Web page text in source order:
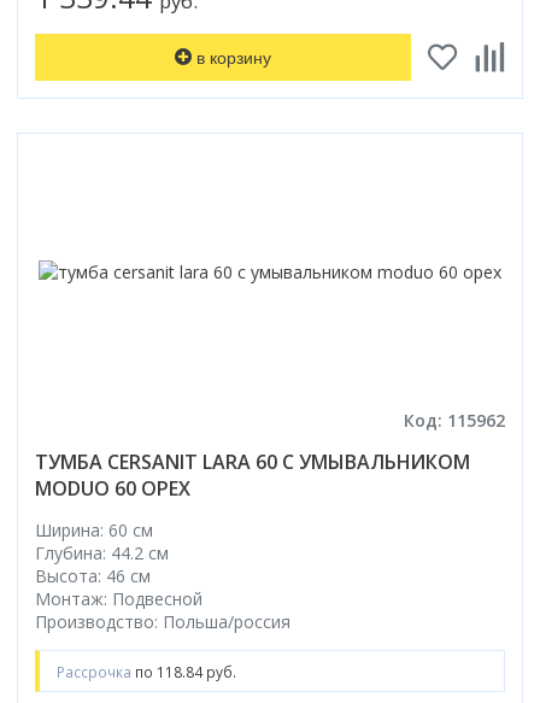
в корзину
Код: 115962
ТУМБА CERSANIT LARA 60 С УМЫВАЛЬНИКОМ
MODUO 60 ОРЕХ
Ширина: 60 см
Глубина: 44.2 см
Высота: 46 см
Монтаж: Подвесной
Производство: Польша/россия
Рассрочка по 118.84 руб.